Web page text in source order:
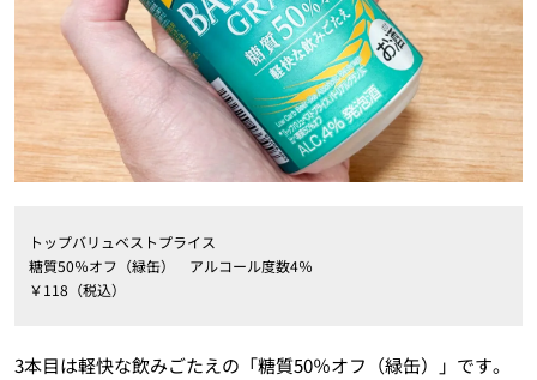
トップバリュベストプライス
糖質50％オフ（緑缶） アルコール度数4％
￥118（税込）
3本目は軽快な飲みごたえの「糖質50％オフ（緑缶）」です。